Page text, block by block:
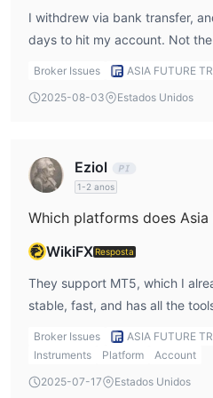
partir de 0,1 pips, e as
CFDs de ações e ETFs.
No entanto, a corretora não
exploração mais aprofundada
Alavancagem
Embora a corretora ofereça
traders devem usar com cautela
grandes perdas.
Plataforma de Negociação
negociação e gestão de contas:
É um sistema centralizado de
I withdrew via bank transfer,
days to hit my account. Not
Their support was responsive
Broker Issues ASIA FUTURE
2025-08-03
Estados Unidos
Eziol
1-2 anos
WikiFXResposta
They support MT5, which I
stable, fast, and has all the
web-based client portal for
Broker Issues ASIA FUTURE
Instruments
Platform
Account
2025-07-17
Estados Unidos